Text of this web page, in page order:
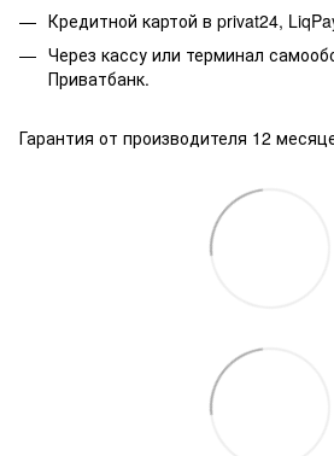
Кредитной картой в privat24,
Через кассу или терминал
Приватбанк.
Гарантия от производителя 12